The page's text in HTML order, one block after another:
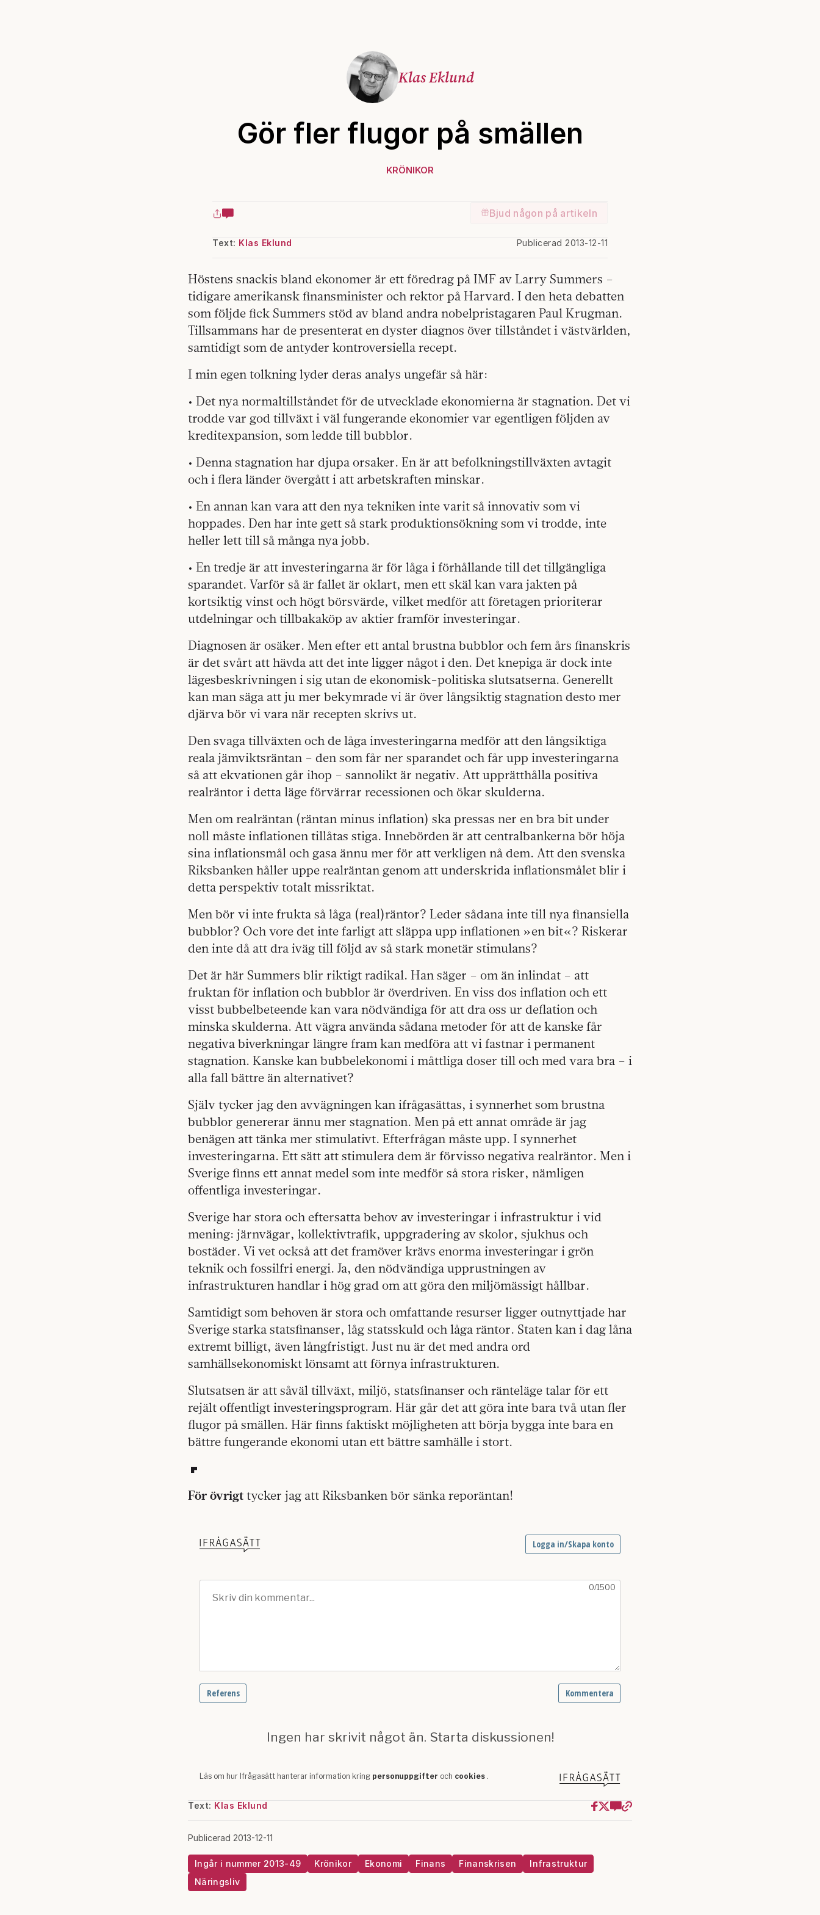
Klas Eklund
Gör fler flugor på smällen
KRÖNIKOR
Bjud någon på artikeln
Text: Klas Eklund Publicerad 2013-12-11
Höstens snackis bland ekonomer är ett föredrag på IMF av Larry Summers –
tidigare amerikansk finansminister och rektor på Harvard. I den heta debatten
som följde fick Summers stöd av bland andra nobelpristagaren Paul Krugman.
Tillsammans har de presenterat en dyster diagnos över tillståndet i västvärlden,
samtidigt som de antyder kontroversiella recept.
I min egen tolkning lyder deras analys ungefär så här:
• Det nya normaltillståndet för de utvecklade ekonomierna är stagnation. Det vi
trodde var god tillväxt i väl fungerande ekonomier var egentligen följden av
kreditexpansion, som ledde till bubblor.
• Denna stagnation har djupa orsaker. En är att befolkningstillväxten avtagit
och i flera länder övergått i att arbetskraften minskar.
• En annan kan vara att den nya tekniken inte varit så innovativ som vi
hoppades. Den har inte gett så stark produktionsökning som vi trodde, inte
heller lett till så många nya jobb.
• En tredje är att investeringarna är för låga i förhållande till det tillgängliga
sparandet. Varför så är fallet är oklart, men ett skäl kan vara jakten på
kortsiktig vinst och högt börsvärde, vilket medför att företagen prioriterar
utdelningar och tillbakaköp av aktier framför investeringar.
Diagnosen är osäker. Men efter ett antal brustna bubblor och fem års finanskris
är det svårt att hävda att det inte ligger något i den. Det knepiga är dock inte
lägesbeskrivningen i sig utan de ekonomisk-politiska slutsatserna. Generellt
kan man säga att ju mer bekymrade vi är över långsiktig stagnation desto mer
djärva bör vi vara när recepten skrivs ut.
Den svaga tillväxten och de låga investeringarna medför att den långsiktiga
reala jämviktsräntan – den som får ner sparandet och får upp investeringarna
så att ekvationen går ihop – sannolikt är negativ. Att upprätthålla positiva
realräntor i detta läge förvärrar recessionen och ökar skulderna.
Men om realräntan (räntan minus inflation) ska pressas ner en bra bit under
noll måste inflationen tillåtas stiga. Innebörden är att centralbankerna bör höja
sina inflationsmål och gasa ännu mer för att verkligen nå dem. Att den svenska
Riksbanken håller uppe realräntan genom att underskrida inflationsmålet blir i
detta perspektiv totalt missriktat.
Men bör vi inte frukta så låga (real)räntor? Leder sådana inte till nya finansiella
bubblor? Och vore det inte farligt att släppa upp inflationen »en bit«? Riskerar
den inte då att dra iväg till följd av så stark monetär stimulans?
Det är här Summers blir riktigt radikal. Han säger – om än inlindat – att
fruktan för inflation och bubblor är överdriven. En viss dos inflation och ett
visst bubbelbeteende kan vara nödvändiga för att dra oss ur deflation och
minska skulderna. Att vägra använda sådana metoder för att de kanske får
negativa biverkningar längre fram kan medföra att vi fastnar i permanent
stagnation. Kanske kan bubbelekonomi i måttliga doser till och med vara bra – i
alla fall bättre än alternativet?
Själv tycker jag den avvägningen kan ifrågasättas, i synnerhet som brustna
bubblor genererar ännu mer stagnation. Men på ett annat område är jag
benägen att tänka mer stimulativt. Efterfrågan måste upp. I synnerhet
investeringarna. Ett sätt att stimulera dem är förvisso negativa realräntor. Men i
Sverige finns ett annat medel som inte medför så stora risker, nämligen
offentliga investeringar.
Sverige har stora och eftersatta behov av investeringar i infrastruktur i vid
mening: järnvägar, kollektivtrafik, uppgradering av skolor, sjukhus och
bostäder. Vi vet också att det framöver krävs enorma investeringar i grön
teknik och fossilfri energi. Ja, den nödvändiga upprustningen av
infrastrukturen handlar i hög grad om att göra den miljömässigt hållbar.
Samtidigt som behoven är stora och omfattande resurser ligger outnyttjade har
Sverige starka statsfinanser, låg statsskuld och låga räntor. Staten kan i dag låna
extremt billigt, även långfristigt. Just nu är det med andra ord
samhällsekonomiskt lönsamt att förnya infrastrukturen.
Slutsatsen är att såväl tillväxt, miljö, statsfinanser och ränteläge talar för ett
rejält offentligt investeringsprogram. Här går det att göra inte bara två utan fler
flugor på smällen. Här finns faktiskt möjligheten att börja bygga inte bara en
bättre fungerande ekonomi utan ett bättre samhälle i stort.
För övrigt tycker jag att Riksbanken bör sänka reporäntan!
Text: Klas Eklund
Publicerad 2013-12-11
Ingår i nummer 2013-49 Krönikor Ekonomi Finans Finanskrisen
Infrastruktur
Näringsliv